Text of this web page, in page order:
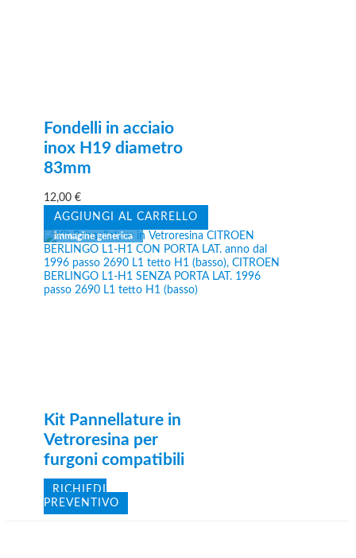
Fondelli in acciaio
inox H19 diametro
83mm
12,00€
AGGIUNGI AL CARRELLO
Kit Pannellature in
Vetroresina per
furgoni compatibili
RICHIEDI
PREVENTIVO